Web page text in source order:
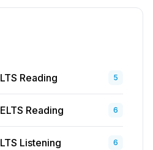
Reading 5
Reading 6
Listening 6